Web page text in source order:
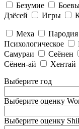
Безумие
Дзёсей
Игры
Меха Пародия
Психологическое
Самураи
Сеёнен
Сёнен-ай
Хентай
Выберите год
Выберите оценку
Выберите оценку